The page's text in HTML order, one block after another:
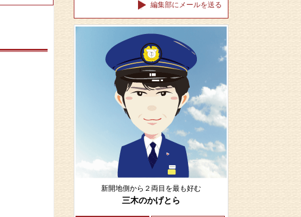
編集部にメールを送る
新開地側から２両目を最も好む
三木のかげとら